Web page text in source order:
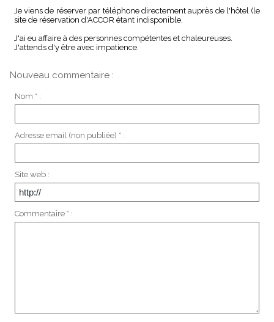
Je viens de réserver par téléphone directement auprès de l'hôtel (le
site de réservation d'ACCOR étant indisponible.
J'ai eu affaire à des personnes compétentes et chaleureuses.
J'attends d'y être avec impatience.
Nouveau commentaire :
Nom * :
Adresse email (non publiée) * :
Site web :
Commentaire * :